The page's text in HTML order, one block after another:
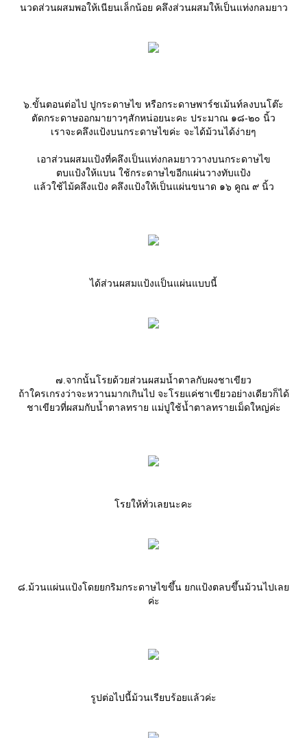
นวดส่วนผสมพอให้เนียนเล็กน้อย คลึงส่วนผสมให้เป็นแท่งกลมยาว
๖.ขั้นตอนต่อไป ปูกระดาษไข หรือกระดาษพาร์ชเม้นท์ลงบนโต๊ะ
ตัดกระดาษออกมายาวๆสักหน่อยนะคะ ประมาณ ๑๘-๒๐ นิ้ว
เราจะคลึงแป้งบนกระดาษไขค่ะ จะได้ม้วนได้ง่ายๆ
เอาส่วนผสมแป้งที่คลึงเป็นแท่งกลมยาววางบนกระดาษไข
ตบแป้งให้แบน ใช้กระดาษไขอีกแผ่นวางทับแป้ง
ล้วใช้ไม้คลึงแป้ง คลึงแป้งให้เป็นแผ่นขนาด ๑๖ คูณ ๙ นิ้ว
ได้ส่วนผสมแป้งแป็นแผ่นแบบนี้
๗.จากนั้นโรยด้วยส่วนผสมน้ำตาลกับผงชาเขียว
ถ้าใครเกรงว่าจะหวานมากเกินไป จะโรยแค่ชาเขียวอย่างเดียวก็ได้
ชาเขียวที่ผสมกับน้ำตาลทราย แม่ปูใช้น้ำตาลทรายเม็ดใหญ่ค่ะ
รยให้ทั่วเลยนะคะ
๘.ม้วนแผ่นแป้งโดยยกริมกระดาษไขขึ้น ยกแป้งตลบขึ้นม้วนไปเล
ค่ะ
รูปต่อไปนี้ม้วนเรียบร้อยแล้วค่ะ